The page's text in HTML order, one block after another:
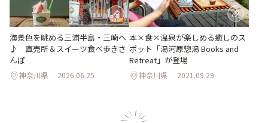
海景色を眺める三浦半島・三崎へ
♪ 直売所＆スイーツ食べ歩きさ
んぽ
神奈川県 2026.06.25
本×食×温泉が楽しめる癒しのス
ポット「湯河原惣湯 Books and
Retreat」が登場
神奈川県 2021.09.29